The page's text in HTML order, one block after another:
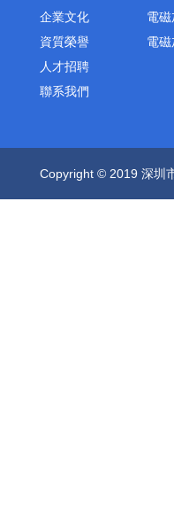
企業文化
資質榮譽
人才招聘
聯系我們
電
電
Copyright © 2019 深圳